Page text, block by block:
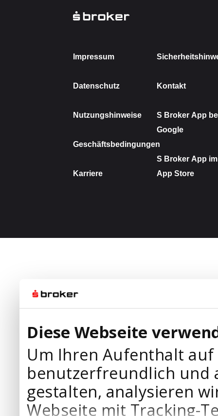
Diese Webseite
Um Ihren Aufenthalt
benutzerfreundlich und
gestalten, analysieren
Webseite mit Tracking-